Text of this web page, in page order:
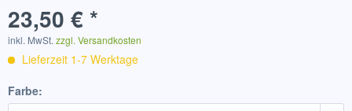
23,50 € *
inkl. MwSt. zzgl. Versandkosten
Lieferzeit 1-7 Werktage
Farbe: